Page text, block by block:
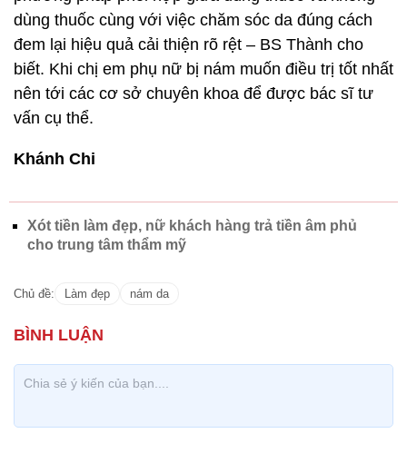
dùng thuốc cùng với việc chăm sóc da đúng cách
đem lại hiệu quả cải thiện rõ rệt – BS Thành cho
biết. Khi chị em phụ nữ bị nám muốn điều trị tốt nhất
nên tới các cơ sở chuyên khoa để được bác sĩ tư
vấn cụ thể.
Khánh Chi
Xót tiền làm đẹp, nữ khách hàng trả tiền âm phủ
cho trung tâm thẩm mỹ
Chủ đề: Làm đẹp nám da